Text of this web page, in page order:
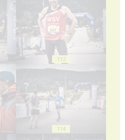
112
114